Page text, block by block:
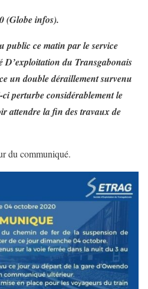
(Globe infos).
public ce matin par le service
D’exploitation du Transgabonais
un double déraillement survenu
perturbe considérablement le
attendre la fin des travaux de
du communiqué.